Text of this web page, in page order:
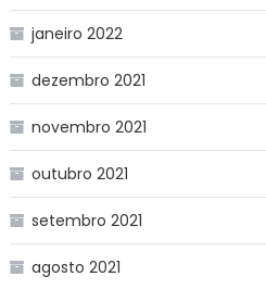
janeiro 2022
dezembro 2021
novembro 2021
outubro 2021
setembro 2021
agosto 2021